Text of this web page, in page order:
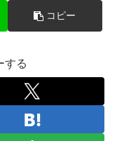
コピー
する